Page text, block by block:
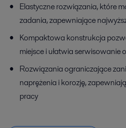
Elastyczne rozwiązania, które
zadania, zapewniające
Kompaktowa konstrukcja
miejsce i ułatwia serwisowanie
Rozwiązania ograniczające
naprężenia i korozję,
pracy